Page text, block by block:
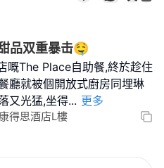
品双重暴击🤤
嘅The Place自助餐,終於趁住
廳就被個開放式廚房同埋琳
又光猛,坐得... 更多
得思酒店L樓